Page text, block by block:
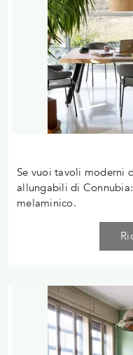
Se vuoi tavoli moderni
allungabili di
melaminico.